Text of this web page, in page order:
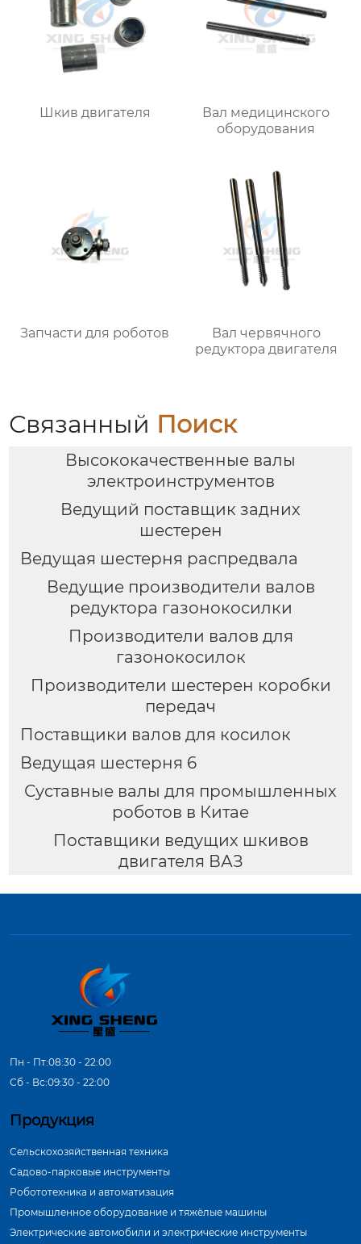
Шкив двигателя
Вал медицинского
оборудования
Запчасти для роботов
Вал червячного
редуктора двигателя
Связанный Поиск
Высококачественные валы
электроинструментов
Ведущий поставщик задних
шестерен
Ведущая шестерня распредвала
Ведущие производители валов
редуктора газонокосилки
Производители валов для
газонокосилок
Производители шестерен коробки
передач
Поставщики валов для косилок
Ведущая шестерня 6
Суставные валы для промышленных
роботов в Китае
Поставщики ведущих шкивов
двигателя ВАЗ
Пн - Пт:08:30 - 22:00
Сб - Вс:09:30 - 22:00
Продукция
Сельскохозяйственная техника
Садово-парковые инструменты
Робототехника и автоматизация
Промышленное оборудование и тяжёлые машины
Электрические автомобили и электрические инструменты